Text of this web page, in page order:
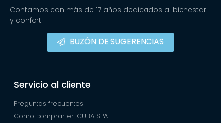
Contamos con más de 17 años dedicados al bienestar
y confort.
BUZÓN DE SUGERENCIAS
Servicio al cliente
Preguntas frecuentes
Como comprar en CUBA SPA